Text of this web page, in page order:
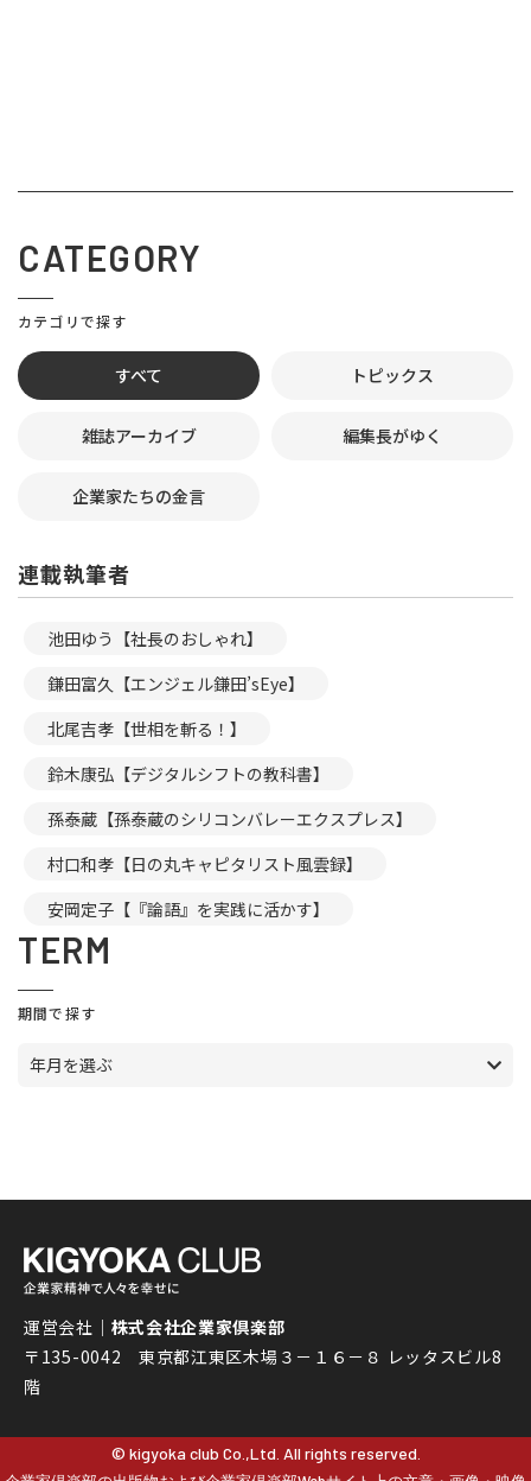
CATEGORY
カテゴリで探す
すべて トピックス
雑誌アーカイブ 編集長がゆく
企業家たちの金言
連載執筆者
池田ゆう【社長のおしゃれ】
鎌田富久【エンジェル鎌田’sEye】
北尾吉孝【世相を斬る！】
鈴木康弘【デジタルシフトの教科書】
孫泰蔵【孫泰蔵のシリコンバレーエクスプレス】
村口和孝【日の丸キャピタリスト風雲録】
安岡定子【『論語』を実践に活かす】
TERM
期間で探す
年月を選ぶ
運営会社｜ 株式会社企業家倶楽部
〒135-0042 東京都江東区木場３－１６－８ レッタスビル8
階
© kigyoka club Co.,Ltd. All rights reserved.